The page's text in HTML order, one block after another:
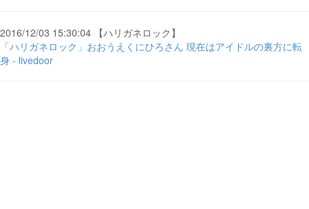
2016/12/03 15:30:04 【ハリガネロック】
「ハリガネロック」おおうえくにひろさん 現在はアイドルの裏方に転
身 - livedoor